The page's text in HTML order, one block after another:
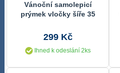
Vánoční samolepicí
prýmek vločky šíře 35
299 Kč
Ihned k odeslání 2ks